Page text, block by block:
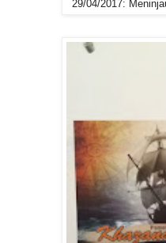
29/04/2017: